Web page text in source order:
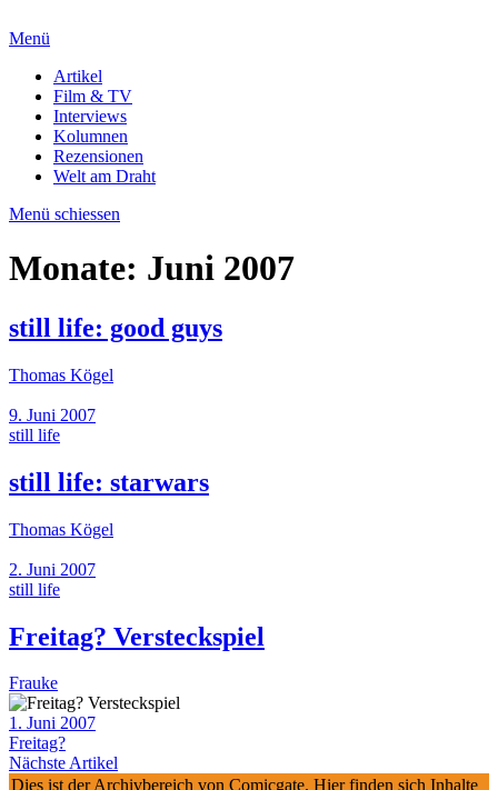
Menü
Artikel
Film & TV
Interviews
Kolumnen
Rezensionen
Welt am Draht
Menü schiessen
Monate: Juni 2007
still life: good guys
Thomas Kögel
9. Juni 2007
still life
still life: starwars
Thomas Kögel
2. Juni 2007
still life
Freitag? Versteckspiel
Frauke
1. Juni 2007
Freitag?
Nächste Artikel
Dies ist der Archivbereich von Comicgate. Hier finden sich Inhalte